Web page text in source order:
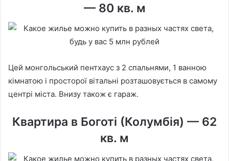
— 80 кв. м
Цей монгольський пентхаус з 2 спальнями, 1 ванною
кімнатою і просторої вітальні розташовується в самому
центрі міста. Внизу також є гараж.
Квартира в Боготі (Колумбія) — 62
кв. м